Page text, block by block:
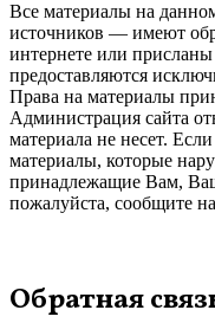
Все материалы на
источников — имеют
интернете или
предоставляются
Права на материалы
Администрация сайта
материала не несет.
материалы, которые
принадлежащие Вам,
пожалуйста, сообщите
Обратная